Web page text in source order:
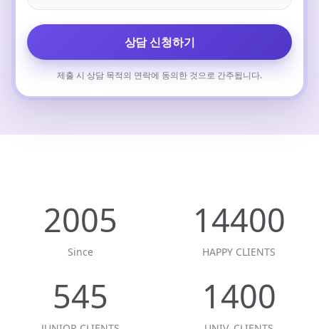
상담 신청하기
제출 시 상담 목적의 연락에 동의한 것으로 간주됩니다.
2005
Since
14400
HAPPY CLIENTS
545 1400